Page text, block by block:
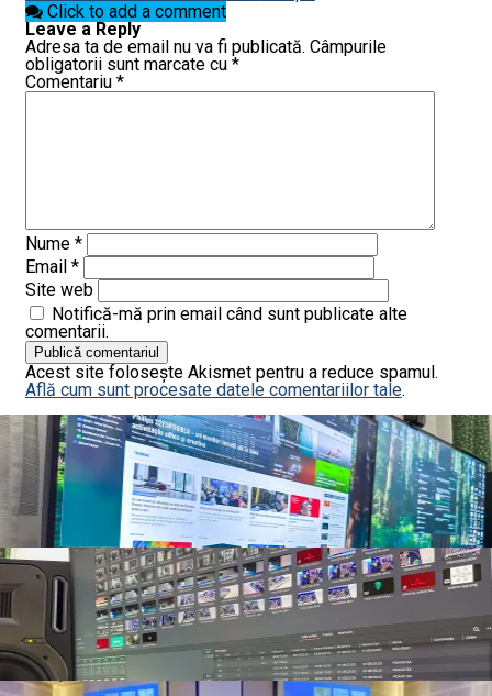
Click to add a comment
Leave a Reply
Adresa ta de email nu va fi publicată. Câmpurile
obligatorii sunt marcate cu *
Comentariu *
Nume *
Email *
Site web
Notifică-mă prin email când sunt publicate alte
comentarii.
Acest site folosește Akismet pentru a reduce spamul.
Află cum sunt procesate datele comentariilor tale.
More in BLOG